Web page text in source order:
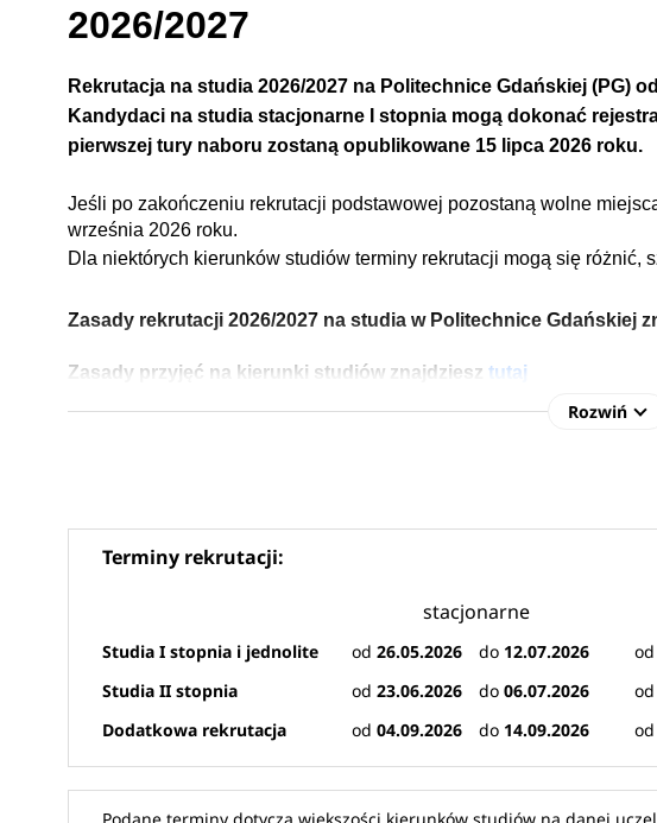
2026/2027
Rekrutacja na studia 2026/2027 na Politechnice Gdańskiej (PG)
Kandydaci na studia stacjonarne I stopnia mogą dokonać
pierwszej tury naboru zostanąopublikowane 15 lipca2026 roku.
Jeśli po zakończeniu rekrutacji podstawowej pozostaną wolne
września 2026 roku.
Dla niektórych kierunków studiów terminy rekrutacji mogą się różnić,
Zasady rekrutacji 2026/2027 na studia w Politechnice Gdańskiej
Zasady przyjęć na kierunki studiów znajdziesztutaj
Kierunki studiów na Politechnice
W nadchodzącym roku akademickim PG przygotowała:
38 kierunków stacjonarnych I stopnia
6 kierunków niestacjonarnych I stopnia
11 kierunków niestacjonarnych II stopnia
17 kierunków w języku angielskim
Rozwiń
Terminy rekrutacji:
stacjonarne
Studia I stopnia i jednolite od26.05.2026 do 12.07.2026
Studia II stopnia
od23.06.2026 do06.07.2026
Dodatkowa rekrutacja
od04.09.2026 do 14.09.2026